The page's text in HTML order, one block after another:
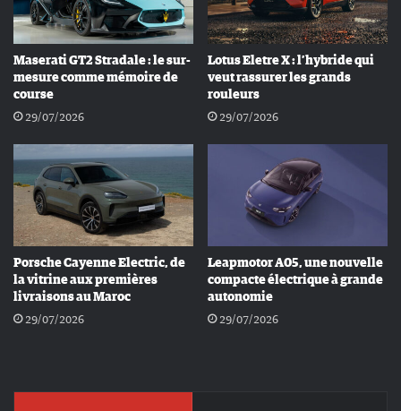
Maserati GT2 Stradale : le sur-
mesure comme mémoire de
course
29/07/2026
Lotus Eletre X : l’hybride qui
veut rassurer les grands
rouleurs
29/07/2026
Porsche Cayenne Electric, de
la vitrine aux premières
livraisons au Maroc
29/07/2026
Leapmotor A05, une nouvelle
compacte électrique à grande
autonomie
29/07/2026